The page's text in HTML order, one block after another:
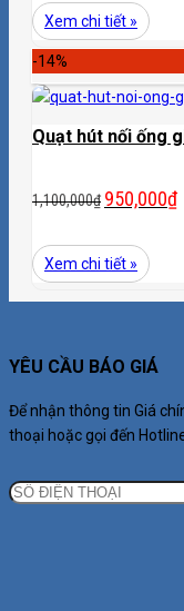
Xem chi tiết »
-14%
Quạt hút nối ống
1,100,000₫ 950,000₫
Xem chi tiết »
YÊU CẦU BÁO GIÁ
Để nhận thông tin Giá
thoại hoặc gọi đến